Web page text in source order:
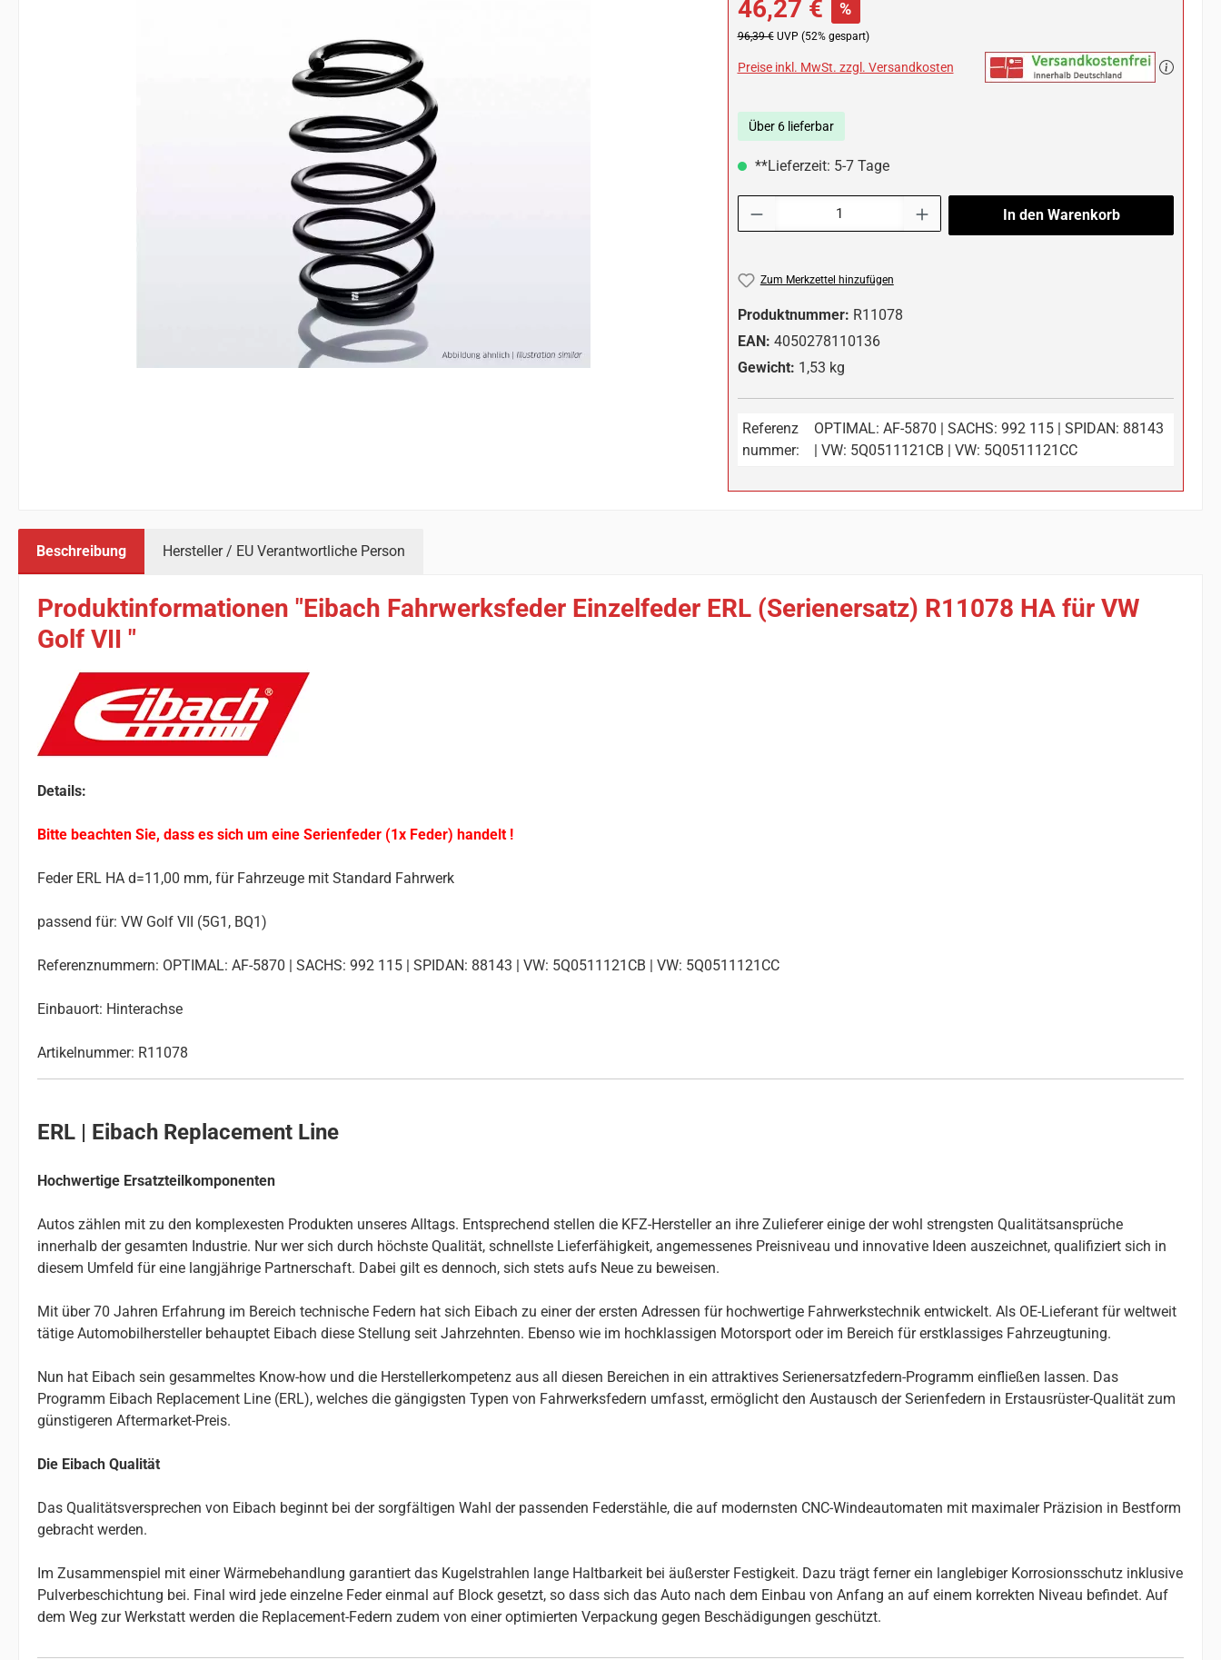
46,27 € %
Regulärer Preis:
96,39 € UVP (52% gespart)
Preise inkl. MwSt. zzgl. Versandkosten
Über 6 lieferbar
**Lieferzeit: 5-7 Tage
In den Warenkorb
Zum Merkzettel hinzufügen
Produktnummer: R11078
EAN: 4050278110136
Gewicht: 1,53 kg
Referenz
nummer:
OPTIMAL: AF-5870 | SACHS: 992 115 | SPIDAN: 88143
| VW: 5Q0511121CB | VW: 5Q0511121CC
Beschreibung Hersteller / EU Verantwortliche Person
Produktinformationen "Eibach Fahrwerksfeder Einzelfeder ERL (Serienersatz) R11078 HA für VW
Golf VII "
Details:
Bitte beachten Sie, dass es sich um eine Serienfeder (1x Feder) handelt !
Feder ERL HA d=11,00 mm, für Fahrzeuge mit Standard Fahrwerk
passend für: VW Golf VII (5G1, BQ1)
Referenznummern: OPTIMAL: AF-5870 | SACHS: 992 115 | SPIDAN: 88143 | VW: 5Q0511121CB | VW: 5Q0511121CC
Einbauort: Hinterachse
Artikelnummer: R11078
ERL | Eibach Replacement Line
Hochwertige Ersatzteilkomponenten
Autos zählen mit zu den komplexesten Produkten unseres Alltags. Entsprechend stellen die KFZ-Hersteller an ihre Zulieferer einige der wohl strengsten Qualitätsansprüche
innerhalb der gesamten Industrie. Nur wer sich durch höchste Qualität, schnellste Lieferfähigkeit, angemessenes Preisniveau und innovative Ideen auszeichnet, qualifiziert sich in
diesem Umfeld für eine langjährige Partnerschaft. Dabei gilt es dennoch, sich stets aufs Neue zu beweisen.
Mit über 70 Jahren Erfahrung im Bereich technische Federn hat sich Eibach zu einer der ersten Adressen für hochwertige Fahrwerkstechnik entwickelt. Als OE-Lieferant für weltweit
tätige Automobilhersteller behauptet Eibach diese Stellung seit Jahrzehnten. Ebenso wie im hochklassigen Motorsport oder im Bereich für erstklassiges Fahrzeugtuning.
Nun hat Eibach sein gesammeltes Know-how und die Herstellerkompetenz aus all diesen Bereichen in ein attraktives Serienersatzfedern-Programm einfließen lassen. Das
Programm Eibach Replacement Line (ERL), welches die gängigsten Typen von Fahrwerksfedern umfasst, ermöglicht den Austausch der Serienfedern in Erstausrüster-Qualität zum
günstigeren Aftermarket-Preis.
Die Eibach Qualität
Das Qualitätsversprechen von Eibach beginnt bei der sorgfältigen Wahl der passenden Federstähle, die auf modernsten CNC-Windeautomaten mit maximaler Präzision in Bestform
gebracht werden.
Im Zusammenspiel mit einer Wärmebehandlung garantiert das Kugelstrahlen lange Haltbarkeit bei äußerster Festigkeit. Dazu trägt ferner ein langlebiger Korrosionsschutz inklusive
Pulverbeschichtung bei. Final wird jede einzelne Feder einmal auf Block gesetzt, so dass sich das Auto nach dem Einbau von Anfang an auf einem korrekten Niveau befindet. Auf
dem Weg zur Werkstatt werden die Replacement-Federn zudem von einer optimierten Verpackung gegen Beschädigungen geschützt.